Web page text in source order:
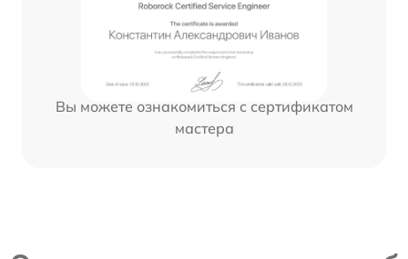
Вы можете ознакомиться с сертификатом
мастера